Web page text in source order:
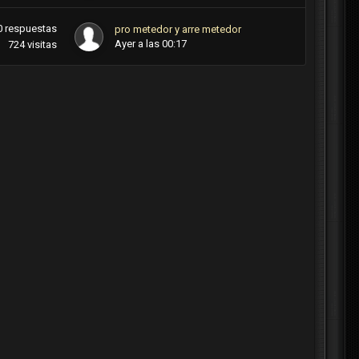
respuestas
724 visitas
pro metedor y arre metedor
Ayer a las 00:17